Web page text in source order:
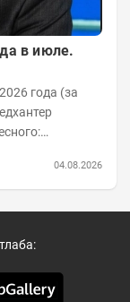
в июле.
04.08.2026